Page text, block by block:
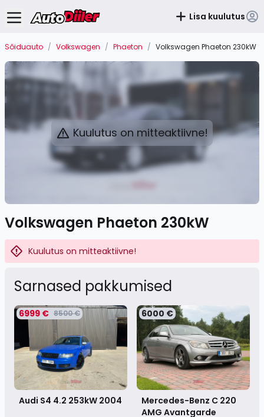
Lisa kuulutus
Sõiduauto / Volkswagen / Phaeton / Volkswagen Phaeton 230kW
Kuulutus on mitteaktiivne!
Volkswagen Phaeton 230kW
Kuulutus on mitteaktiivne!
Sarnased pakkumised
6999 € 8500 €
Audi S4 4.2 253kW 2004
6000 €
Mercedes-Benz C 220
AMG Avantgarde